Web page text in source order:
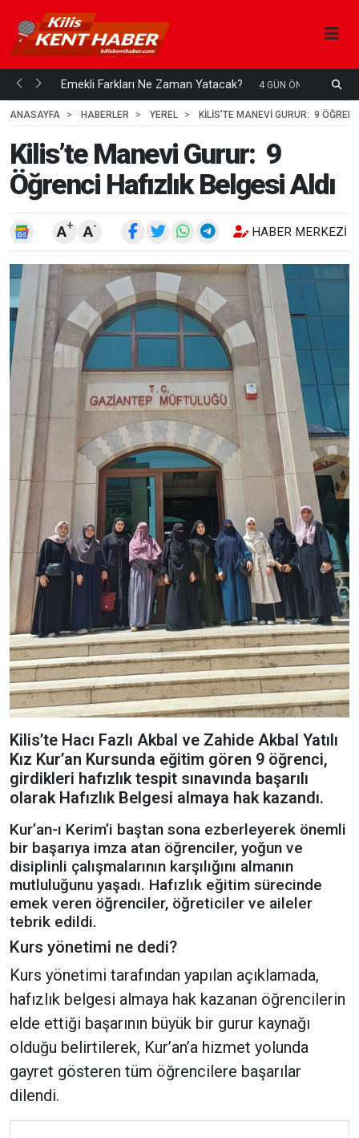
mi... Emekli Farkları Ne Zaman Yatacak? 4 GÜN ÖNCE
ANASAYFA HABERLER YEREL KILIS’TE MANEVI GURUR: 9
Kilis’te Manevi Gurur: 9
Öğrenci Hafızlık Belgesi Aldı
A+ A- HABER MERKEZI
Kilis’te Hacı Fazlı Akbal ve Zahide Akbal Yatılı
Kız Kur’an Kursunda eğitim gören 9 öğrenci,
girdikleri hafızlık tespit sınavında başarılı
olarak Hafızlık Belgesi almaya hak kazandı.
Kur’an-ı Kerim’i baştan sona ezberleyerek önemli
bir başarıya imza atan öğrenciler, yoğun ve
disiplinli çalışmalarının karşılığını almanın
mutluluğunu yaşadı. Hafızlık eğitim sürecinde
emek veren öğrenciler, öğreticiler ve aileler
tebrik edildi.
Kurs yönetimi ne dedi?
Kurs yönetimi tarafından yapılan açıklamada,
hafızlık belgesi almaya hak kazanan öğrencilerin
elde ettiği başarının büyük bir gurur kaynağı
olduğu belirtilerek, Kur’an’a hizmet yolunda
gayret gösteren tüm öğrencilere başarılar
dilendi.